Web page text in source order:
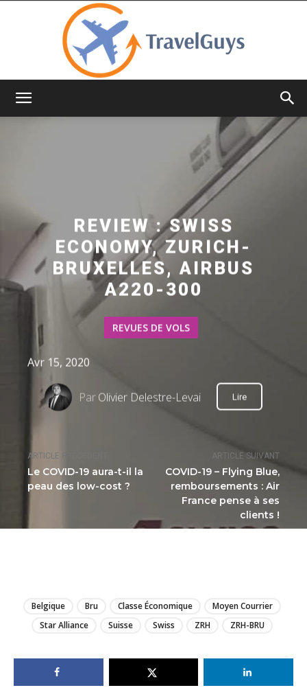
ARTICLE PRÉCÉDENT
Le COVID-19 aura-t-il la
peau des low-cost ?
ARTICLE SUIVANT
COVID-19 – Flying Blue,
remboursements : Air
France pense à ses
clients !
REVIEW : SWISS
ECONOMY, ZURICH-
BRUXELLES, AIRBUS
A220-300
REVUES DE VOLS
Avr 15, 2020
ParOlivier Delestre-Levai Lire
Belgique Bru Classe Économique
Moyen Courrier
Star Alliance
Suisse Swiss ZRH ZRH-BRU